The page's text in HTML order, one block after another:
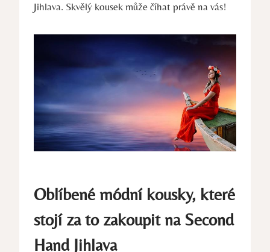
Jihlava. Skvělý kousek může číhat právě⁤ na vás!
Oblíbené módní kousky, které⁤
stojí zato zakoupit na Second
Hand‍ Jihlava